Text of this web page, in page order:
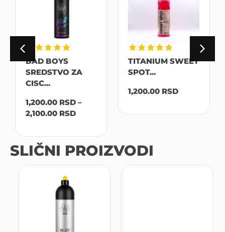
BAD BOYS
SREDSTVO ZA
CISC...
1,200.00 RSD –
2,100.00 RSD
TITANIUM SWEET
SPOT...
1,200.00 RSD
SLIČNI PROIZVODI